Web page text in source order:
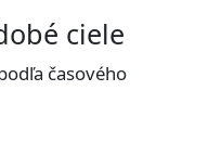
ciele
časového